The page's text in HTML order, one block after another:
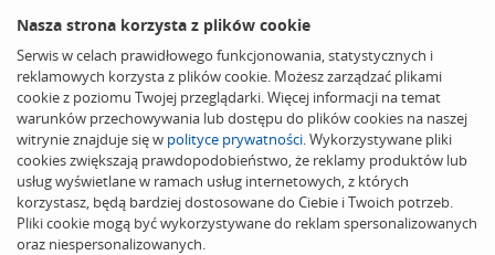
Nasza strona korzysta z plików cookie
Serwis w celach prawidłowego funkcjonowania, statystycznych i
reklamowych korzysta z plików cookie. Możesz zarządzać plikami
cookie z poziomu Twojej przeglądarki. Więcej informacji na temat
warunków przechowywania lub dostępu do plików cookies na naszej
witrynie znajduje się w polityce prywatności. Wykorzystywane pliki
cookies zwiększają prawdopodobieństwo, że reklamy produktów lub
usług wyświetlane w ramach usług internetowych, z których
korzystasz, będą bardziej dostosowane do Ciebie i Twoich potrzeb.
Pliki cookie mogą być wykorzystywane do reklam spersonalizowanych
oraz niespersonalizowanych.